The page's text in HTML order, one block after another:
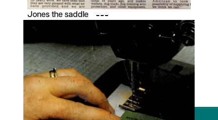
Jones the saddle